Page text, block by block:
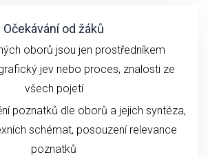
Očekávání od žáků
oborů jsou jen prostředníkem
jev nebo proces, znalosti ze
všech pojetí
poznatků dle oborů a jejich syntéza,
schémat, posouzení relevance
poznatků